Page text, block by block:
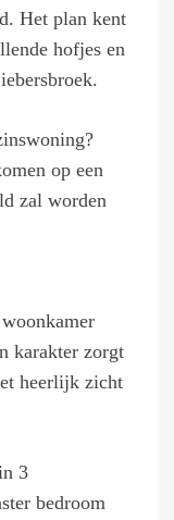
Het plan kent
hofjes en
op een
zal worden
karakter zorgt
heerlijk zicht
3
bedroom